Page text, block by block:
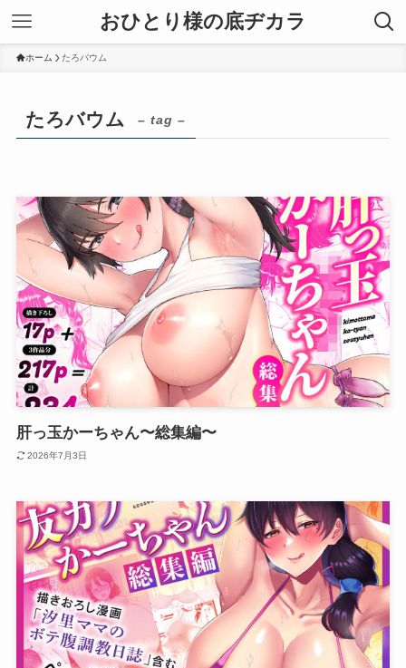
おひとり様の底ヂカラ
ホーム たろバウム
たろバウム – tag –
肝っ玉かーちゃん〜総集編〜
2026年7月3日